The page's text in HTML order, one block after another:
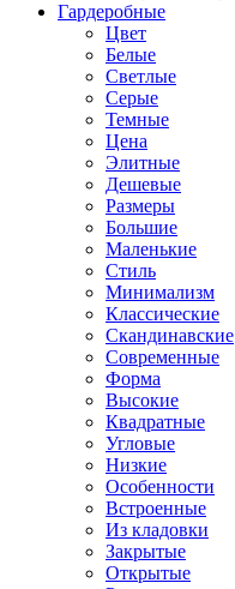
Гардеробные
Цвет
Белые
Светлые
Серые
Темные
Цена
Элитные
Дешевые
Размеры
Большие
Маленькие
Стиль
Минимализм
Классические
Скандинавские
Современные
Форма
Высокие
Квадратные
Угловые
Низкие
Особенности
Встроенные
Из кладовки
Закрытые
Открытые